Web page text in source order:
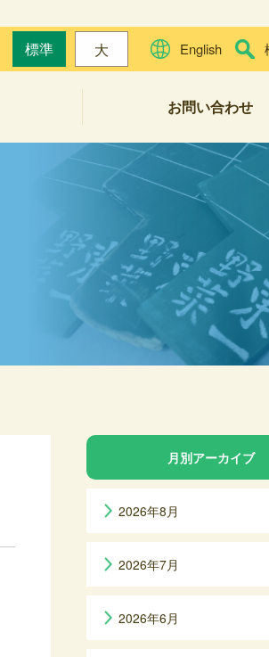
標準 大 English
お問い合わせ
よくある質問
お問い合わせフォーム
月別アーカイブ
2026年8月
2026年7月
2026年6月